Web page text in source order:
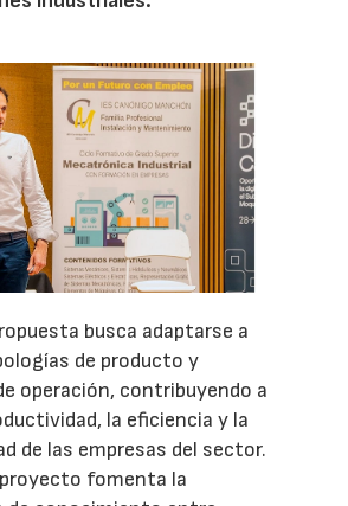
busca adaptarse a
de producto y
operación, contribuyendo a
la eficiencia y la
de las empresas del sector.
fomenta la